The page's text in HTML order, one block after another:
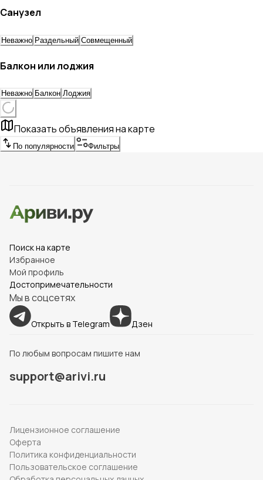
Санузел
Неважно Раздельный Совмещенный
Балкон или лоджия
Неважно Балкон Лоджия
Показать объявления на карте
По популярности Фильтры
Поиск на карте
Избранное
Мой профиль
Достопримечательности
Мы в соцсетях
Открыть в Telegram Дзен
По любым вопросам пишите нам
support@arivi.ru
Лицензионное соглашение
Оферта
Политика конфиденциальности
Пользовательское соглашение